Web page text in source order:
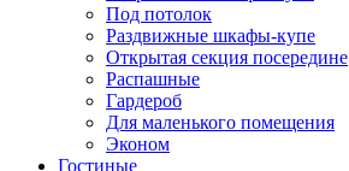
Под потолок
Раздвижные шкафы-купе
Открытая секция посередине
Распашные
Гардероб
Для маленького помещения
Эконом
Гостиные